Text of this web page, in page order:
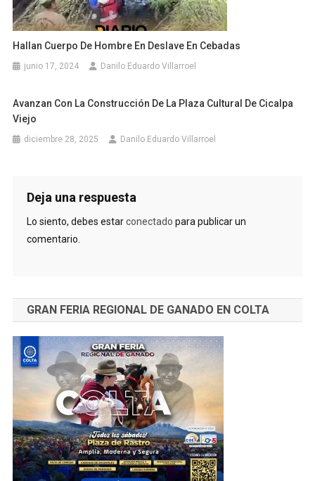
Hallan Cuerpo De Hombre En Deslave En Cebadas
junio 17, 2024 Danilo Eduardo Villarroel
Avanzan Con La Construcción De La Plaza Cultural De Cicalpa
Viejo
diciembre 28, 2025 Danilo Eduardo Villarroel
Deja una respuesta
Lo siento, debes estarconectado para publicar un
comentario.
GRAN FERIA REGIONAL DE GANADO EN COLTA